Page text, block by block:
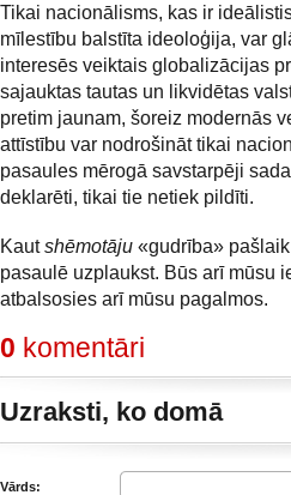
Tikai nacionālisms, kas ir
mīlestību balstīta ideoloģija, var
interesēs veiktais globalizācijas
sajauktas tautas un likvidētas
pretim jaunam, šoreiz modernās
attīstību var nodrošināt tikai
pasaules mērogā savstarpēji
deklarēti, tikai tie netiek pildīti.
Kautshēmotāju «gudrība»
pasaulē uzplaukst. Būs arī mūsu
atbalsosies arī mūsu pagalmos.
0 komentāri
Uzraksti, ko domā
Vārds: